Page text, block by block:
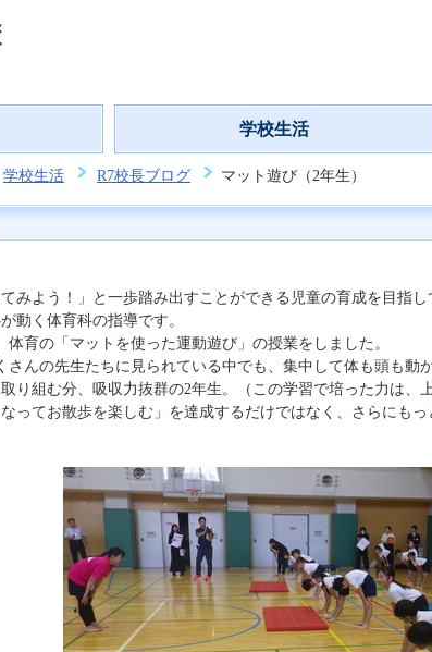
学校生活
学校生活 R7校長ブログ マット遊び（2年生）
みよう！」と一歩踏み出すことができる児童の育成を目指し
動く体育科の指導です。
育の「マットを使った運動遊び」の授業をしました。
んの先生たちに見られている中でも、集中して体も頭も動か
り組む分、吸収力抜群の2年生。（この学習で培った力は、
ってお散歩を楽しむ」を達成するだけではなく、さらにもっ